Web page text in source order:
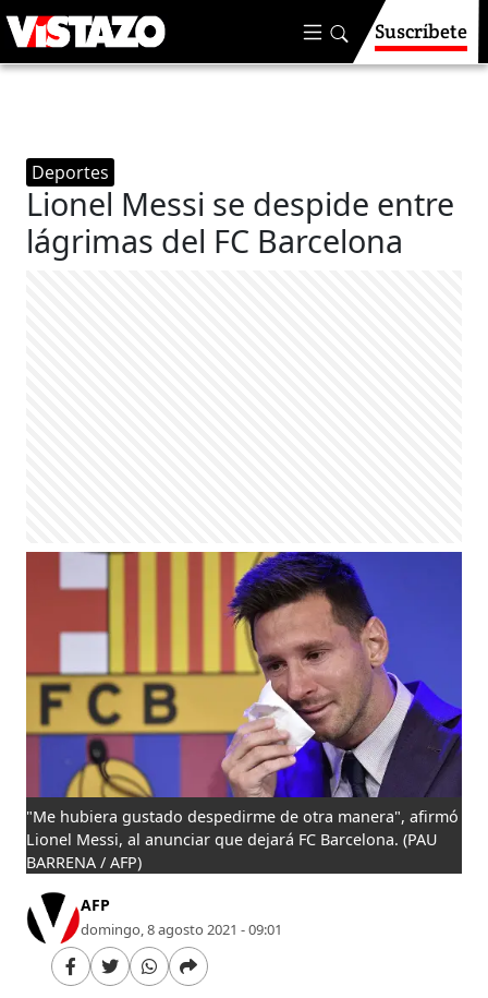
Suscríbete
Deportes
Lionel Messi se despide entre
lágrimas del FC Barcelona
"Me hubiera gustado despedirme de otra manera", afirmó
Lionel Messi, al anunciar que dejará FC Barcelona. (PAU
BARRENA / AFP)
AFP
domingo, 8 agosto 2021 - 09:01